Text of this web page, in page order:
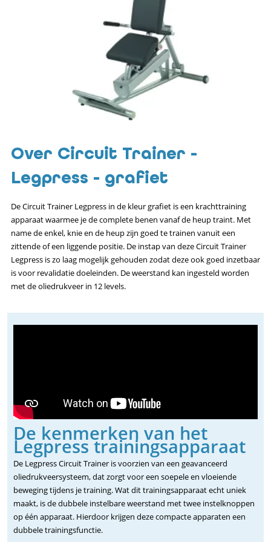
Over Circuit Trainer -
Legpress - grafiet
De Circuit Trainer Legpress in de kleur grafiet is een krachttraining
apparaat waarmee je de complete benen vanaf de heup traint. Met
name de enkel, knie en de heup zijn goed te trainen vanuit een
zittende of een liggende positie. De instap van deze Circuit Trainer
Legpress is zo laag mogelijk gehouden zodat deze ook goed inzetbaar
is voor revalidatie doeleinden. De weerstand kan ingesteld worden
met de oliedrukveer in 12 levels.
De kenmerken van het
Legpress trainingsapparaat
De Legpress Circuit Trainer is voorzien van een geavanceerd
oliedrukveersysteem, dat zorgt voor een soepele en vloeiende
beweging tijdens je training. Wat dit trainingsapparaat echt uniek
maakt, is de dubbele instelbare weerstand met twee instelknoppen
op één apparaat. Hierdoor krijgen deze compacte apparaten een
dubbele trainingsfunctie.